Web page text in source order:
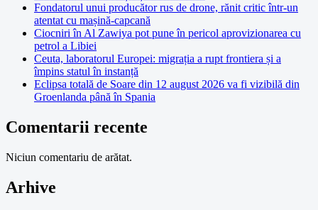
Fondatorul unui producător rus de drone, rănit critic într-un
atentat cu mașină-capcană
Ciocniri în Al Zawiya pot pune în pericol aprovizionarea cu
petrol a Libiei
Ceuta, laboratorul Europei: migrația a rupt frontiera și a
împins statul în instanță
Eclipsa totală de Soare din 12 august 2026 va fi vizibilă din
Groenlanda până în Spania
Comentarii recente
Niciun comentariu de arătat.
Arhive